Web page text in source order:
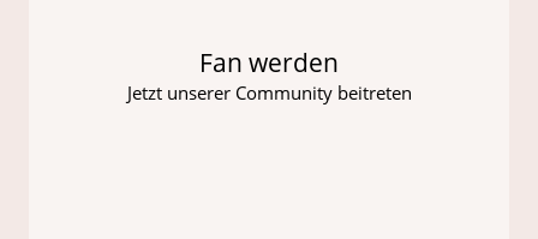
Fan werden
Jetzt unserer Community beitreten